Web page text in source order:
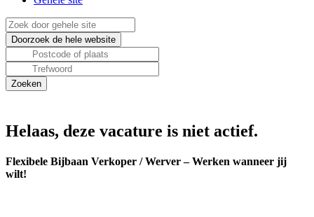
Helaas, deze vacature is niet actief.
Flexibele Bijbaan Verkoper / Werver – Werken wanneer jij
wilt!